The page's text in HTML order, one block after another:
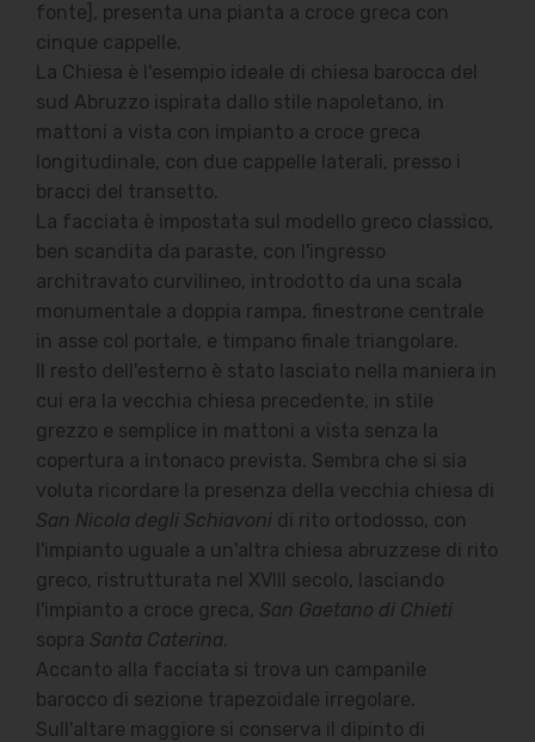
fonte], presenta una pianta a croce greca con
cinque cappelle.
La Chiesa è l'esempio ideale di chiesa barocca del
sud Abruzzo ispirata dallo stile napoletano, in
mattoni a vista con impianto a croce greca
longitudinale, con due cappelle laterali, presso i
bracci del transetto.
La facciata è impostata sul modello greco classico,
ben scandita da paraste, con l'ingresso
architravato curvilineo, introdotto da una scala
monumentale a doppia rampa, finestrone centrale
in asse col portale, e timpano finale triangolare.
Il resto dell'esterno è stato lasciato nella maniera in
cui era la vecchia chiesa precedente, in stile
grezzo e semplice in mattoni a vista senza la
copertura a intonaco prevista. Sembra che si sia
voluta ricordare la presenza della vecchia chiesa di
San Nicola degli Schiavoni di rito ortodosso, con
l'impianto uguale a un'altra chiesa abruzzese di rito
greco, ristrutturata nel XVIII secolo, lasciando
l'impianto a croce greca, San Gaetano di Chieti
sopra Santa Caterina.
Accanto alla facciata si trova un campanile
barocco di sezione trapezoidale irregolare.
Sull'altare maggiore si conserva il dipinto di